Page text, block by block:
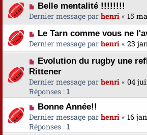
Belle mentalité !!!!!!!!
Dernier message par henri « 15
Le Tarn comme vous ne
Dernier message par henri « 23
Evolution du rugby une
Rittener
Dernier message par henri « 04
Réponses : 1
Bonne Année!!
Dernier message par henri « 16
Réponses : 1